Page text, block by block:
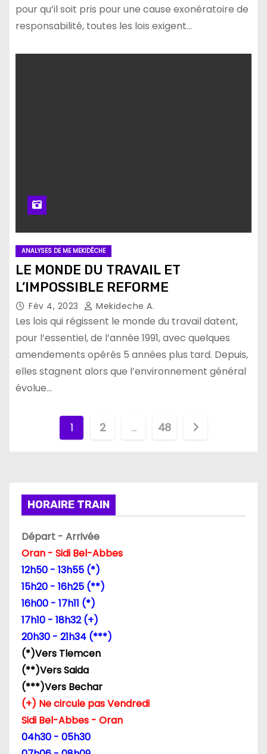
pour qu’il soit pris pour une cause exonératoire de
responsabilité, toutes les lois exigent…
ANALYSES DE ME MEKIDÈCHE
LE MONDE DU TRAVAIL ET
L’IMPOSSIBLE REFORME
Fév 4, 2023 Mekideche A.
Les lois qui régissent le monde du travail datent,
pour l’essentiel, de l’année 1991, avec quelques
amendements opérés 5 années plus tard. Depuis,
elles stagnent alors que l’environnement général
évolue…
i
a
t
i
o
n
d
e
s
1 2 … 48
HORAIRE TRAIN
Départ - Arrivée
Oran - Sidi Bel-Abbes
12h50 - 13h55 (*)
15h20 - 16h25 (**)
16h00 - 17h11 (*)
17h10 - 18h32 (+)
20h30 - 21h34 (***)
(*)Vers Tlemcen
(**)Vers Saida
(***)Vers Bechar
(+) Ne circule pas Vendredi
Sidi Bel-Abbes - Oran
04h30 - 05h30